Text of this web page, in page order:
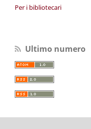
Per i bibliotecari
Ultimo numero